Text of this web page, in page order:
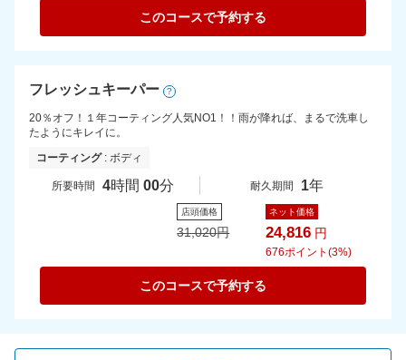
このコースで予約する
フレッシュキーパー ?
20％オフ！１年コーティング人気NO1！！雨が降れば、まるで洗車し
たようにキレイに。
コーティング: ボディ
所要時間 4時間 00分 耐久期間 1年
店頭価格
31,020円
ネット価格
24,816 円
676ポイント(3%)
このコースで予約する